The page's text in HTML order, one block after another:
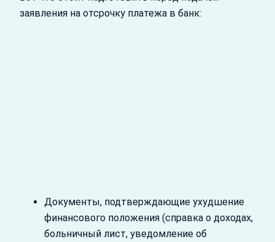
заявления на отсрочку платежа в банк:
Документы, подтверждающие ухудшение
финансового положения (справка о доходах,
больничный лист, уведомление об